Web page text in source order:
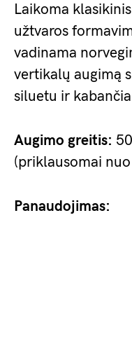
Laikoma
užtvaros
vadinama
vertikalų augimą
siluetu ir
Augimo greitis:
(priklausomai
Panaudojimas: